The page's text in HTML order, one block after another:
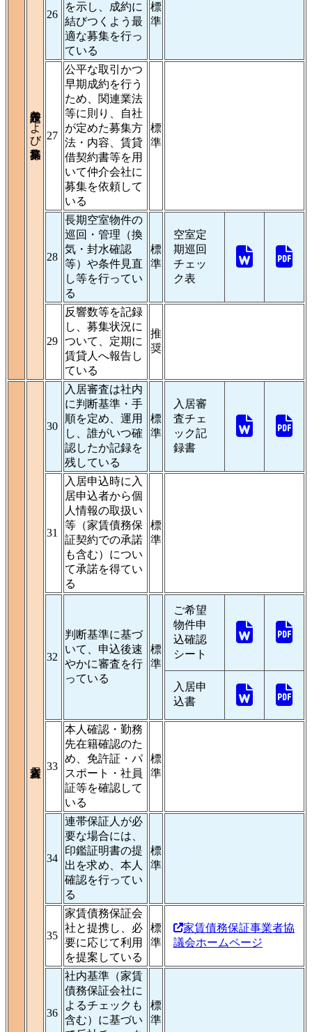
条件設定および募集業務
26
を示し、成約に
結びつくよう最
適な募集を行っ
ている
標
準
27
公平な取引かつ
早期成約を行う
ため、関連業法
等に則り、自社
が定めた募集方
法・内容、賃貸
借契約書等を用
いて仲介会社に
募集を依頼して
いる
標
準
28
長期空室物件の
巡回・管理（換
気・封水確認
等）や条件見直
し等を行ってい
る
標
準
空室定
期巡回
チェッ
ク表
29
反響数等を記録
し、募集状況に
ついて、定期に
賃貸人へ報告し
ている
推
奨
30
入居審査は社内
に判断基準・手
順を定め、運用
し、誰がいつ確
認したか記録を
残している
標
準
入居審
査チェ
ック記
録書
31
入居申込時に入
居申込者から個
人情報の取扱い
等（家賃債務保
証契約での承諾
も含む）につい
て承諾を得てい
る
標
準
32
判断基準に基づ
いて、申込後速
やかに審査を行
っている
標
準
ご希望
物件申
込確認
シート
入居申
込書
33
本人確認・勤務
先在籍確認のた
め、免許証・パ
スポート・社員
証等を確認して
いる
標
準
34
連帯保証人が必
要な場合には、
印鑑証明書の提
出を求め、本人
確認を行ってい
る
標
準
35
家賃債務保証会
社と提携し、必
要に応じて利用
を提案している
標
準
家賃債務保証事業者協
議会ホームページ
36
社内基準（家賃
債務保証会社に
よるチェックも
含む）に基づい
標
準